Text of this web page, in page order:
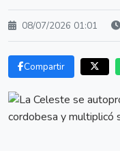
08/07/2026 01:01
Compartir